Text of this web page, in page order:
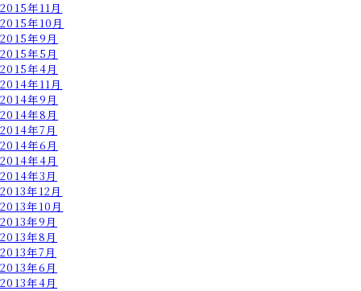
2015年11月
2015年10月
2015年9月
2015年5月
2015年4月
2014年11月
2014年9月
2014年8月
2014年7月
2014年6月
2014年4月
2014年3月
2013年12月
2013年10月
2013年9月
2013年8月
2013年7月
2013年6月
2013年4月